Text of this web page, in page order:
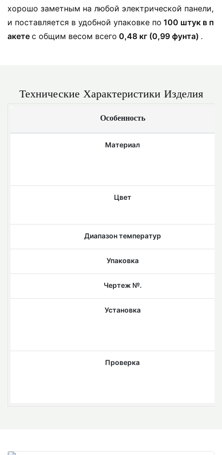
хорошо заметным на любой электрической панели,
и поставляется в удобной упаковке по 100 штук в п
акете с общим весом всего 0,48 кг (0,99 фунта) .
Технические Характеристики Изделия
Особенность
Материал
Цвет
Диапазон температур
Упаковка
Чертеж №.
Установка
Проверка